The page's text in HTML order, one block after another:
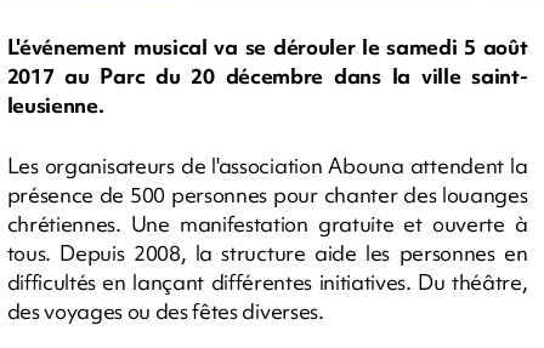
L'événement musical va se dérouler le samedi 5 août
2017 au Parc du 20 décembre dans la ville saint-
leusienne.
Les organisateurs de l'association Abouna attendent la
présence de 500 personnes pour chanter des louanges
chrétiennes. Une manifestation gratuite et ouverte à
tous. Depuis 2008, la structure aide les personnes en
difficultés en lançant différentes initiatives. Du théâtre,
des voyages ou des fêtes diverses.